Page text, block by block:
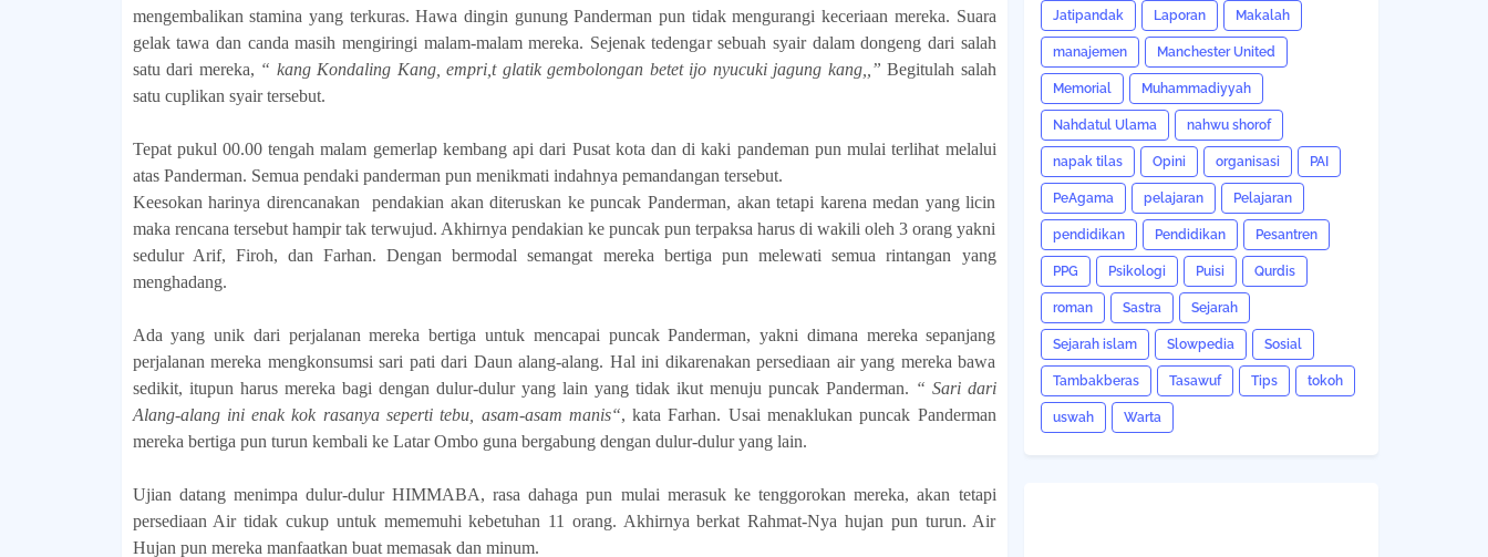
mengembalikan stamina yang terkuras. Hawa dingin gunung Panderman pun tidak mengurangi keceriaan mereka. Suara
gelak tawa dan canda masih mengiringi malam-malam mereka. Sejenak tedengar sebuah syair dalam dongeng dari salah
satu dari mereka, “ kang Kondaling Kang, empri,t glatik gembolongan betet ijo nyucuki jagung kang,,” Begitulah salah
satu cuplikan syair tersebut.
Tepat pukul 00.00 tengah malam gemerlap kembang api dari Pusat kota dan di kaki pandeman pun mulai terlihat melalui
atas Panderman. Semua pendaki panderman pun menikmati indahnya pemandangan tersebut.
Keesokan harinya direncanakan pendakian akan diteruskan ke puncak Panderman, akan tetapi karena medan yang licin
maka rencana tersebut hampir tak terwujud. Akhirnya pendakian ke puncak pun terpaksa harus di wakili oleh 3 orang yakni
sedulur Arif, Firoh, dan Farhan. Dengan bermodal semangat mereka bertiga pun melewati semua rintangan yang
menghadang.
Ada yang unik dari perjalanan mereka bertiga untuk mencapai puncak Panderman, yakni dimana mereka sepanjang
perjalanan mereka mengkonsumsi sari pati dari Daun alang-alang. Hal ini dikarenakan persediaan air yang mereka bawa
sedikit, itupun harus mereka bagi dengan dulur-dulur yang lain yang tidak ikut menuju puncak Panderman. “ Sari dari
Alang-alang ini enak kok rasanya seperti tebu, asam-asam manis“, kata Farhan. Usai menaklukan puncak Panderman
mereka bertiga pun turun kembali ke Latar Ombo guna bergabung dengan dulur-dulur yang lain.
Ujian datang menimpa dulur-dulur HIMMABA, rasa dahaga pun mulai merasuk ke tenggorokan mereka, akan tetapi
persediaan Air tidak cukup untuk mememuhi kebetuhan 11 orang. Akhirnya berkat Rahmat-Nya hujan pun turun. Air
Hujan pun mereka manfaatkan buat memasak dan minum.
Jatipandak Laporan Makalah
manajemen Manchester United
Memorial Muhammadiyyah
Nahdatul Ulama nahwu shorof
napak tilas Opini organisasi PAI
PeAgama pelajaran Pelajaran
pendidikan Pendidikan Pesantren
PPG Psikologi Puisi Qurdis
roman Sastra Sejarah
Sejarah islam Slowpedia Sosial
Tambakberas Tasawuf Tips tokoh
uswah Warta